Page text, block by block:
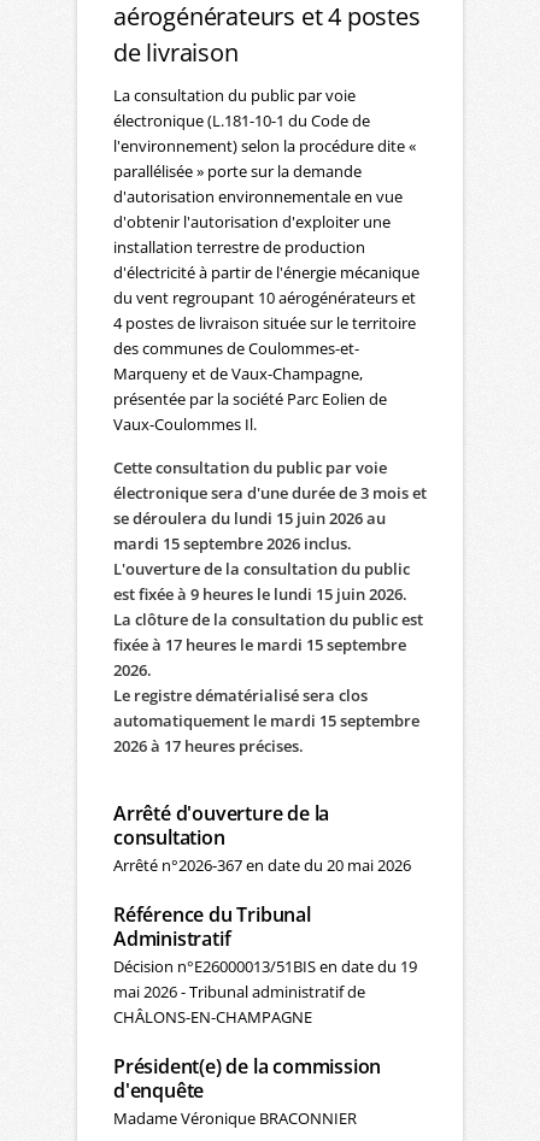
aérogénérateurs et 4 postes
de livraison
La consultation du public par voie
électronique (L.181-10-1 du Code de
l'environnement) selon la procédure dite «
parallélisée » porte sur la demande
d'autorisation environnementale en vue
d'obtenir l'autorisation d'exploiter une
installation terrestre de production
d'électricité à partir de l'énergie mécanique
du vent regroupant 10 aérogénérateurs et
4 postes de livraison située sur le territoire
des communes de Coulommes-et-
Marqueny et de Vaux-Champagne,
présentée par la société Parc Eolien de
Vaux-Coulommes Il.
Cette consultation du public par voie
électronique sera d'une durée de 3 mois et
se déroulera du lundi 15 juin 2026 au
mardi 15 septembre 2026 inclus.
L'ouverture de la consultation du public
est fixée à 9 heures le lundi 15 juin 2026.
La clôture de la consultation du public est
fixée à 17 heures le mardi 15 septembre
2026.
Le registre dématérialisé sera clos
automatiquement le mardi 15 septembre
2026 à 17 heures précises.
Arrêté d'ouverture de la
consultation
Arrêté n°2026-367 en date du 20 mai 2026
Référence du Tribunal
Administratif
Décision n°E26000013/51BIS en date du 19
mai 2026 - Tribunal administratif de
CHÂLONS-EN-CHAMPAGNE
Président(e) de la commission
d'enquête
Madame Véronique BRACONNIER